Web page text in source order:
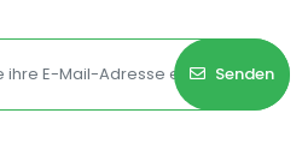
Senden